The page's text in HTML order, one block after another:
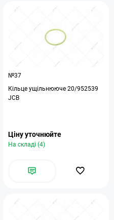
№37
Кільце ущільнююче 20/952539
JCB
Ціну уточнюйте
На складі (4)